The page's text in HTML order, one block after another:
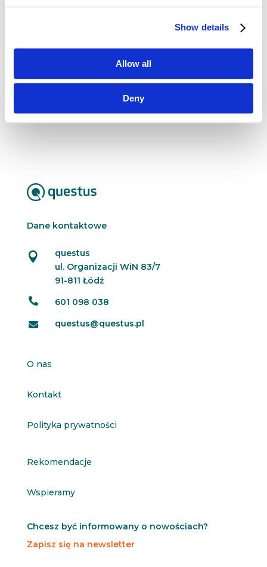
Show details
Allow all
Deny
w branży farmaceutycznej. Doświadczenie
Aktualnie zarządza markami Rx z obszaru
kardiologicznego.
Dane kontaktowe

questus
ul. Organizacji WiN 83/7
91-811 Łódź
 601 098 038
 questus@questus.pl
O nas
Kontakt
Polityka prywatności
Rekomendacje
Wspieramy
Chcesz być informowany o nowościach?
Zapisz się na newsletter